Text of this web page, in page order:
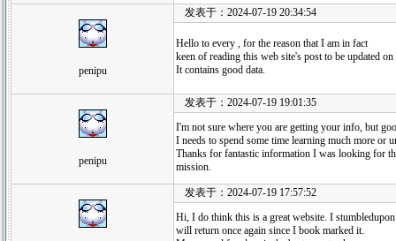
penipu
发表于：2024-07-19 20:34:54
Hello to every , for the reason that I am in fact
keen of reading this web site's post to be updated on
It contains good data.
penipu
发表于：2024-07-19 19:01:35
I'm not sure where you are getting your info, but
I needs to spend some time learning much more or
Thanks for fantastic information I was looking for
mission.
发表于：2024-07-19 17:57:52
Hi, I do think this is a great website. I
will return once again since I book marked it.